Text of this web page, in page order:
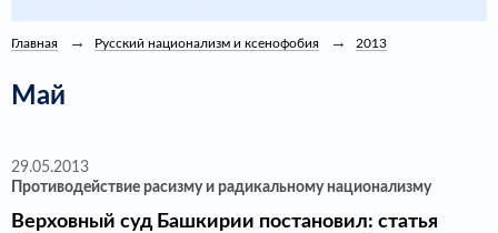
Главная Русский национализм и ксенофобия 2013
Май
29.05.2013
Противодействие расизму и радикальному национализму
Верховный суд Башкирии постановил: статья